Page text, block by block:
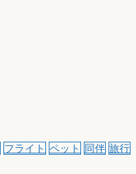
フライト ペット 同伴 旅行